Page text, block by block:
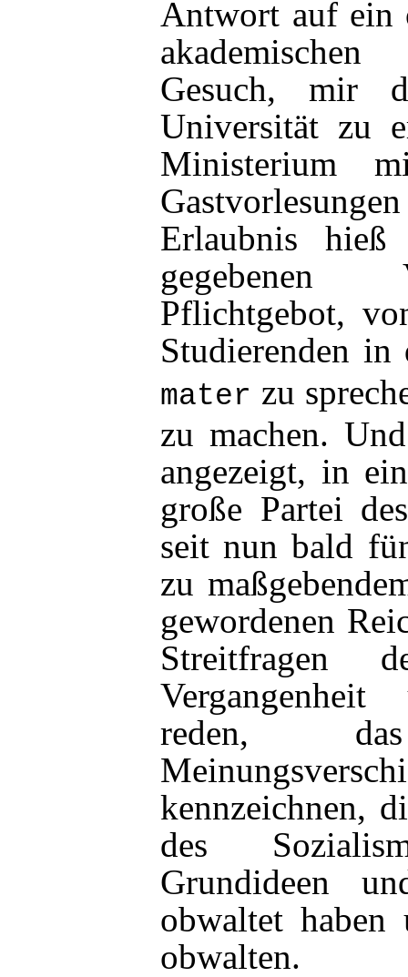
Antwort auf ein
Gesuch, mir
Universität zu
Ministerium
Erlaubnis
gegebenen
Pflichtgebot,
Studierenden
mater zu
zu machen.
angezeigt, in
große Partei
seit nun bald
zu
gewordenen
Streitfragen
reden,
kennzeichnen,
des
Grundideen
obwaltet
obwalten.